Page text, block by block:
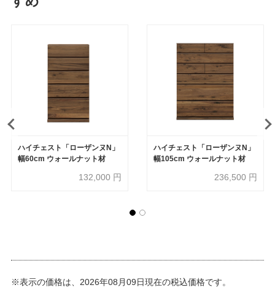
ハイチェスト「ローザンヌN」
幅60cm ウォールナット材
132,000 円
ハイチェスト「ローザンヌN」
幅105cm ウォールナット材
236,500 円
※表示の価格は、2026年08月09日現在の税込価格です。